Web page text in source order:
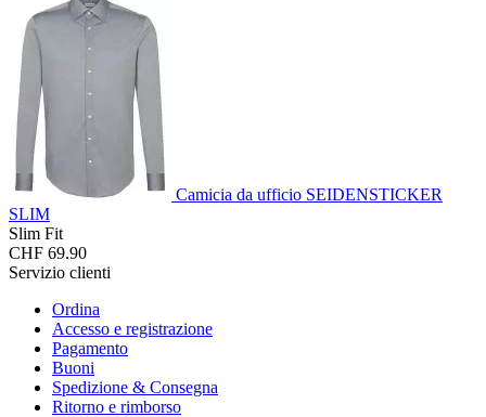
Camicia da ufficio SEIDENSTICKER
SLIM
Slim Fit
CHF 69.90
Servizio clienti
Ordina
Accesso e registrazione
Pagamento
Buoni
Spedizione & Consegna
Ritorno e rimborso